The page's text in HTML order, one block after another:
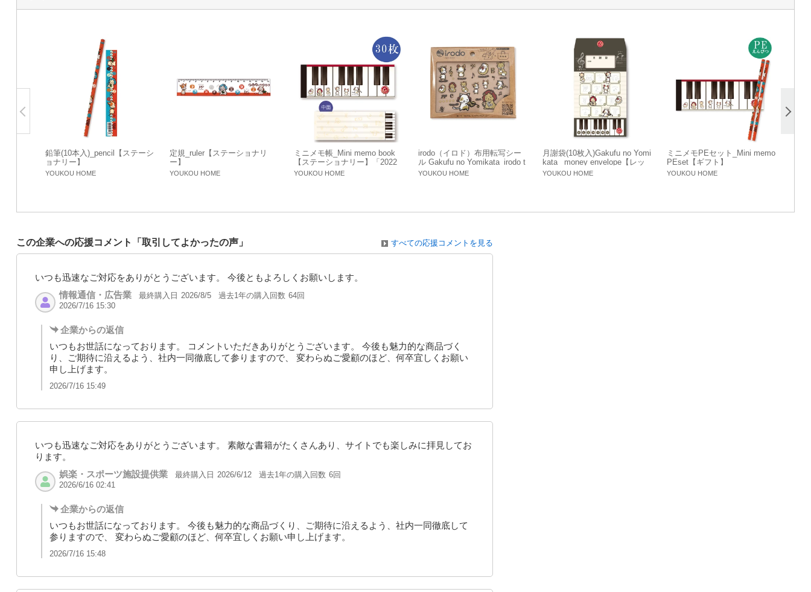
鉛筆(10本入)_pencil【ステーシ
ョナリー】
YOUKOU HOME
定規_ruler【ステーショナリ
ー】
YOUKOU HOME
ミニメモ帳_Mini memo book
【ステーショナリー】「2022
新作」
YOUKOU HOME
irodo（イロド）布用転写シー
ル Gakufu no Yomikata_irodo t
ransfer for cloth sticker【日用
YOUKOU HOME
月謝袋(10枚入)Gakufu no Yomi
kata _money envelope【レッ
スングッズ】
YOUKOU HOME
ミニメモPEセット_Mini memo
PEset【ギフト】
YOUKOU HOME
この企業への応援コメント「取引してよかったの声」 すべての応援コメントを見る
いつも迅速なご対応をありがとうございます。 今後ともよろしくお願いします。
情報通信・広告業
最終購入日 2026/8/5 過去1年の購入回数 64回
2026/7/16 15:30
企業からの返信
いつもお世話になっております。 コメントいただきありがとうございます。 今後も魅力的な商品づく
り、ご期待に沿えるよう、社内一同徹底して参りますので、 変わらぬご愛顧のほど、何卒宜しくお願い
申し上げます。
2026/7/16 15:49
いつも迅速なご対応をありがとうございます。 素敵な書籍がたくさんあり、サイトでも楽しみに拝見してお
ります。
娯楽・スポーツ施設提供業
最終購入日 2026/6/12 過去1年の購入回数 6回
2026/6/16 02:41
企業からの返信
いつもお世話になっております。 今後も魅力的な商品づくり、ご期待に沿えるよう、社内一同徹底して
参りますので、 変わらぬご愛顧のほど、何卒宜しくお願い申し上げます。
2026/7/16 15:48